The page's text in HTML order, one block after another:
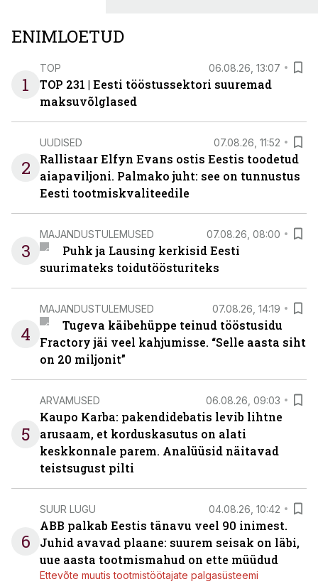
ENIMLOETUD
1
TOP 06.08.26, 13:07
TOP 231 | Eesti tööstussektori suuremad
maksuvõlglased
2
UUDISED 07.08.26, 11:52
Rallistaar Elfyn Evans ostis Eestis toodetud
aiapaviljoni. Palmako juht: see on tunnustus
Eesti tootmiskvaliteedile
3
MAJANDUSTULEMUSED 07.08.26, 08:00
Puhk ja Lausing kerkisid Eesti
suurimateks toidutöösturiteks
4
MAJANDUSTULEMUSED 07.08.26, 14:19
Tugeva käibehüppe teinud tööstusidu
Fractory jäi veel kahjumisse. “Selle aasta siht
on 20 miljonit”
5
ARVAMUSED 06.08.26, 09:03
Kaupo Karba: pakendidebatis levib lihtne
arusaam, et korduskasutus on alati
keskkonnale parem. Analüüsid näitavad
teistsugust pilti
6
SUUR LUGU 04.08.26, 10:42
ABB palkab Eestis tänavu veel 90 inimest.
Juhid avavad plaane: suurem seisak on läbi,
uue aasta tootmismahud on ette müüdud
Ettevõte muutis tootmistöötajate palgasüsteemi